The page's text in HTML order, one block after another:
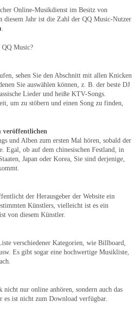
Online-Musikdienst im Besitz von
diesem Jahr ist die Zahl der QQ Music-Nutzer
.
QQ Music?
sehen Sie den Abschnitt mit allen Knicken
Sie auswählen können, z. B. der beste DJ
Lieder und heiße KTV-Songs.
um zu stöbern und einen Song zu finden,
veröffentlichen
und Alben zum ersten Mal hören, sobald der
Egal, ob auf dem chinesischen Festland, in
Japan oder Korea, Sie sind derjenige,
der Herausgeber der Website ein
Künstlers, vielleicht ist es ein
von diesem Künstler.
verschiedener Kategorien, wie Billboard,
Es gibt sogar eine hochwertige Musikliste,
nicht nur online anhören, sondern auch das
es ist nicht zum Download verfügbar.